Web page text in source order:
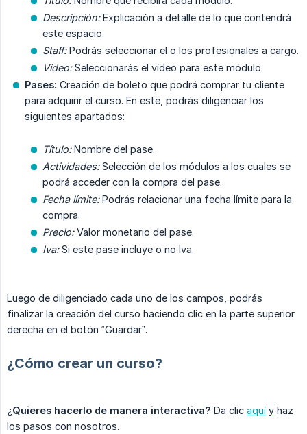
Descripción:Explicación a detalle de lo que contendrá
este espacio.
Staff:Podrás seleccionar el o los profesionales a cargo.
Vídeo:Seleccionarás el vídeo para este módulo.
Pases: Creación de boleto que podrá comprar tu cliente
para adquirir el curso. En este, podrás diligenciar los
siguientes apartados:
Título:Nombre del pase.
Actividades:Selección de los módulos a los cuales se
podrá acceder con la compra del pase.
Fecha límite:Podrás relacionar una fecha límite para la
compra.
Precio:Valor monetario del pase.
Iva:Si este pase incluye o no Iva.
Luego de diligenciado cada uno de los campos, podrás
finalizar la creación del curso haciendo clic en la parte superior
derecha en el botón “Guardar”.
¿Cómo crear un curso?
¿Quieres hacerlo de manera interactiva? Da clic aquí y haz
los pasos con nosotros.